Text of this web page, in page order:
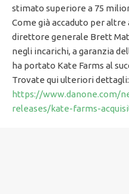
stimato superiore a 75
Come già accaduto per
direttore generale Brett
negli incarichi, a garanzia
ha portato Kate Farms al
Trovate qui ulteriori dettagli:
https://www.danone.com/
releases/kate-farms-